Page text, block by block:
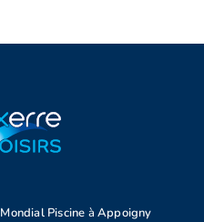
Mondial Piscine à Appoigny